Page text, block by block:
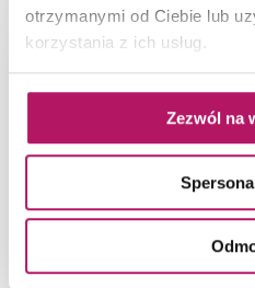
otrzymanymi od Ciebie lub
korzystania z ich usług.
Zezwól na